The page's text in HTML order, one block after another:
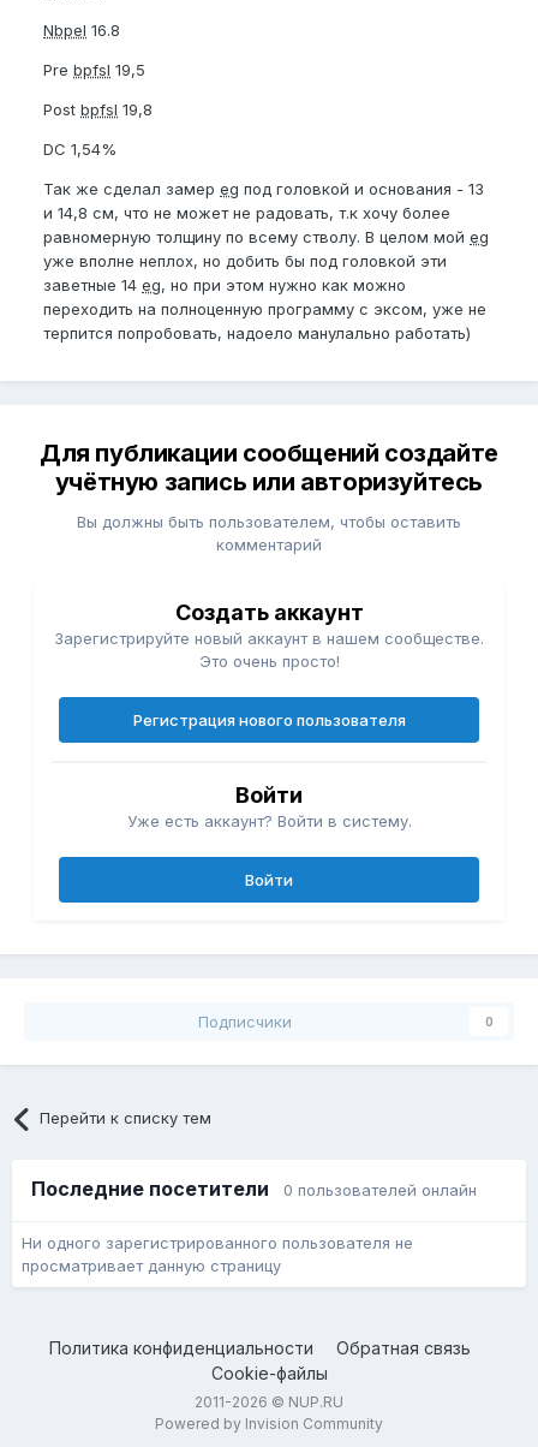
Nbpel 16.8
Pre bpfsl 19,5
Post bpfsl 19,8
DC 1,54%
Так же сделал замер eg под головкой и основания - 13
и 14,8 см, что не может не радовать, т.к хочу более
равномерную толщину по всему стволу. В целом мой eg
уже вполне неплох, но добить бы под головкой эти
заветные 14 eg, но при этом нужно как можно
переходить на полноценную программу с эксом, уже не
терпится попробовать, надоело манулально работать)
Для публикации сообщений создайте
учётную запись или авторизуйтесь
Вы должны быть пользователем, чтобы оставить
комментарий
Создать аккаунт
Зарегистрируйте новый аккаунт в нашем сообществе.
Это очень просто!
Регистрация нового пользователя
Войти
Уже есть аккаунт? Войти в систему.
Войти
Подписчики 0
Перейти к списку тем
Последние посетители 0 пользователей онлайн
Ни одного зарегистрированного пользователя не
просматривает данную страницу
Политика конфиденциальности
Обратная связь
Cookie-файлы
2011-2026 © NUP.RU
Powered by Invision Community